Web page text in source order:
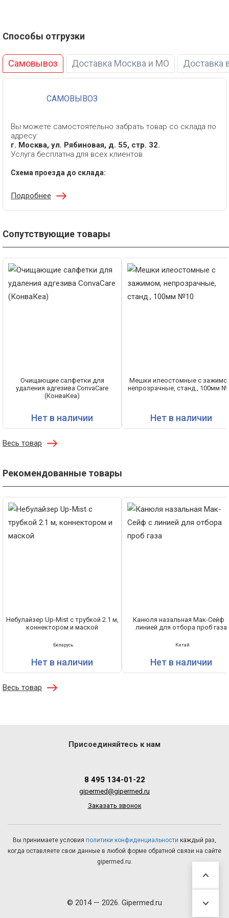
Способы отгрузки
Самовывоз Доставка Москва и МО Доставка
САМОВЫВОЗ
Вы можете самостоятельно забрать товар со склада по
адресу:
г. Москва, ул. Рябиновая, д. 55, стр. 32.
Услуга бесплатна для всех клиентов.
Схема проезда до склада:
Подробнее
Сопутствующие товары
Очищающие салфетки для
удаления адгезива ConvaCare
(КонваКеа)
Нет в наличии
Мешки илеостомные с
непрозрачные, станд., 100мм
Нет в наличии
Весь товар
Рекомендованные товары
Небулайзер Up-Mist с трубкой 2.1 м,
коннектором и маской
Беларусь
Нет в наличии
Канюля назальная Мак-Сейф с
линией для отбора проб газа
Китай
Нет в наличии
Весь товар
Присоединяйтесь к нам
8 495 134-01-22
gipermed@gipermed.ru
Заказать звонок
© 2014 — 2026. Gipermed.ru
Вы принимаете условия политики конфиденциальности каждый раз,
когда оставляете свои данные в любой форме обратной связи на сайте
gipermed.ru.